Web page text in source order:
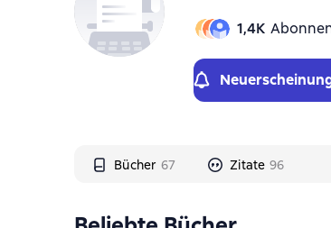
1,4К
Bücher 67 Zitate 96